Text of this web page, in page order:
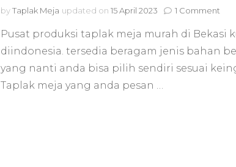
byTaplak Meja updated on 15 April 2023 1 Comment
Pusat produksi taplak meja murah di Bekasi
diindonesia. tersedia beragam jenis bahan
yang nanti anda bisa pilih sendiri sesuai
Taplak meja yang anda pesan …